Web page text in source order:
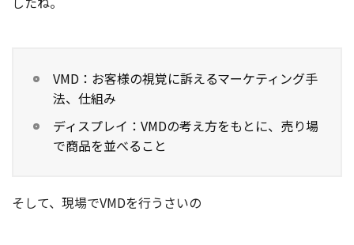
VMD：お客様の視覚に訴えるマーケティング手
法、仕組み
ディスプレイ：VMDの考え方をもとに、売り場
で商品を並べること
そして、現場でVMDを行うさいの